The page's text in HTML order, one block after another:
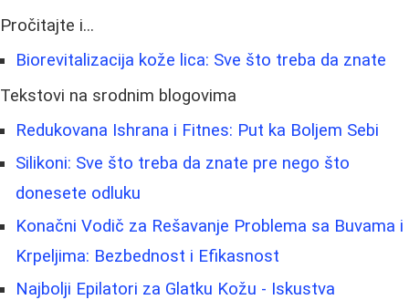
Pročitajte i...
Biorevitalizacija kože lica: Sve što treba da znate
Tekstovi na srodnim blogovima
Redukovana Ishrana i Fitnes: Put ka Boljem Sebi
Silikoni: Sve što treba da znate pre nego što
donesete odluku
Konačni Vodič za Rešavanje Problema sa Buvama i
Krpeljima: Bezbednost i Efikasnost
Najbolji Epilatori za Glatku Kožu - Iskustva